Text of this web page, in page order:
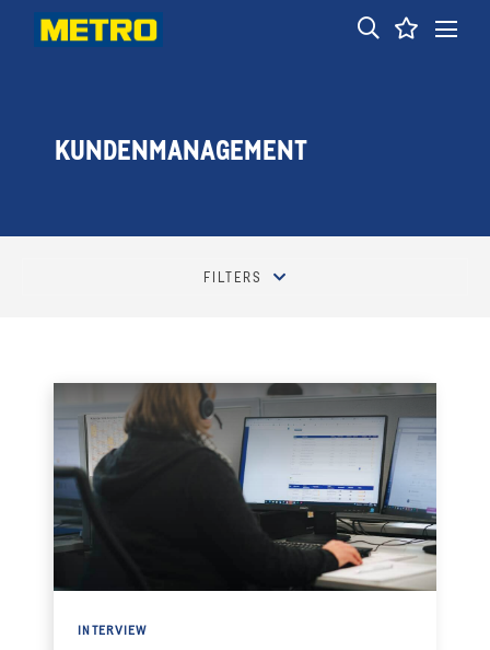
KUNDENMANAGEMENT
FILTERS
INTERVIEW